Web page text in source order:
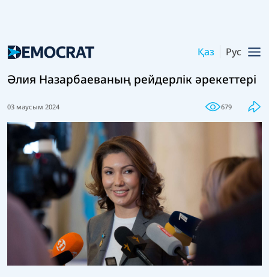
Қаз Рус
Әлия Назарбаеваның рейдерлік әрекеттері
03 маусым 2024 679